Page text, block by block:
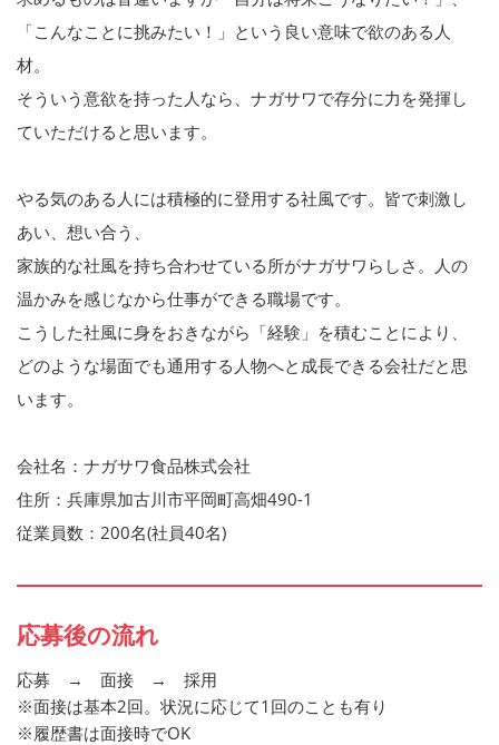
「こんなことに挑みたい！」という良い意味で欲のある人
材。
そういう意欲を持った人なら、ナガサワで存分に力を発揮し
ていただけると思います。
やる気のある人には積極的に登用する社風です。皆で刺激し
あい、想い合う、
家族的な社風を持ち合わせている所がナガサワらしさ。人の
温かみを感じなから仕事ができる職場です。
こうした社風に身をおきながら「経験」を積むことにより、
どのような場面でも通用する人物へと成長できる会社だと思
います。
会社名：ナガサワ食品株式会社
住所：兵庫県加古川市平岡町高畑490-1
従業員数：200名(社員40名)
応募後の流れ
応募 → 面接 → 採用
※面接は基本2回。状況に応じて1回のことも有り
※履歴書は面接時でOK